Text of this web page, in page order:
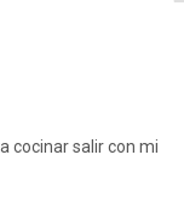
cocinar salir con mi